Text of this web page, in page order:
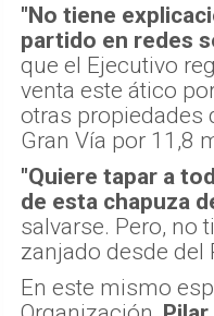
"No tiene
partido en redes
que el Ejecutivo
venta este ático
otras propiedades
Gran Vía por 11,8
"Quiere tapar a
de esta chapuza
salvarse. Pero, no
zanjado desde del
En este mismo